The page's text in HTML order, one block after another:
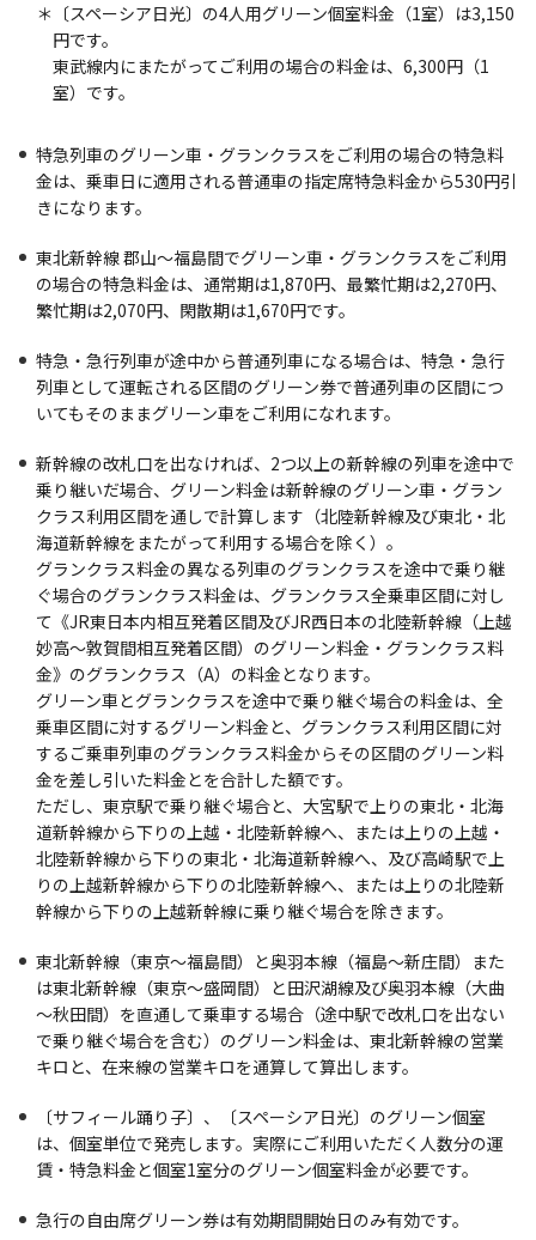
＊〔スペーシア日光〕の4人用グリーン個室料金（1室）は3,150
円です。
東武線内にまたがってご利用の場合の料金は、6,300円（1
室）です。
特急列車のグリーン車・グランクラスをご利用の場合の特急料
金は、乗車日に適用される普通車の指定席特急料金から530円引
きになります。
東北新幹線 郡山～福島間でグリーン車・グランクラスをご利用
の場合の特急料金は、通常期は1,870円、最繁忙期は2,270円、
繁忙期は2,070円、閑散期は1,670円です。
特急・急行列車が途中から普通列車になる場合は、特急・急行
列車として運転される区間のグリーン券で普通列車の区間につ
いてもそのままグリーン車をご利用になれます。
新幹線の改札口を出なければ、2つ以上の新幹線の列車を途中で
乗り継いだ場合、グリーン料金は新幹線のグリーン車・グラン
クラス利用区間を通しで計算します（北陸新幹線及び東北・北
海道新幹線をまたがって利用する場合を除く）。
グランクラス料金の異なる列車のグランクラスを途中で乗り継
ぐ場合のグランクラス料金は、グランクラス全乗車区間に対し
て《JR東日本内相互発着区間及びJR西日本の北陸新幹線（上越
妙高～敦賀間相互発着区間）のグリーン料金・グランクラス料
金》のグランクラス（A）の料金となります。
グリーン車とグランクラスを途中で乗り継ぐ場合の料金は、全
乗車区間に対するグリーン料金と、グランクラス利用区間に対
するご乗車列車のグランクラス料金からその区間のグリーン料
金を差し引いた料金とを合計した額です。
ただし、東京駅で乗り継ぐ場合と、大宮駅で上りの東北・北海
道新幹線から下りの上越・北陸新幹線へ、または上りの上越・
北陸新幹線から下りの東北・北海道新幹線へ、及び高崎駅で上
りの上越新幹線から下りの北陸新幹線へ、または上りの北陸新
幹線から下りの上越新幹線に乗り継ぐ場合を除きます。
東北新幹線（東京～福島間）と奥羽本線（福島～新庄間）また
は東北新幹線（東京～盛岡間）と田沢湖線及び奥羽本線（大曲
～秋田間）を直通して乗車する場合（途中駅で改札口を出ない
で乗り継ぐ場合を含む）のグリーン料金は、東北新幹線の営業
キロと、在来線の営業キロを通算して算出します。
〔サフィール踊り子〕、〔スペーシア日光〕のグリーン個室
は、個室単位で発売します。実際にご利用いただく人数分の運
賃・特急料金と個室1室分のグリーン個室料金が必要です。
急行の自由席グリーン券は有効期間開始日のみ有効です。